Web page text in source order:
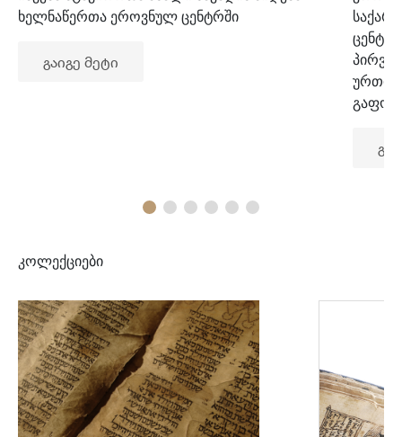
ხელნაწერთა ეროვნულ ცენტრში
გაიგე მეტი
კოლექციები